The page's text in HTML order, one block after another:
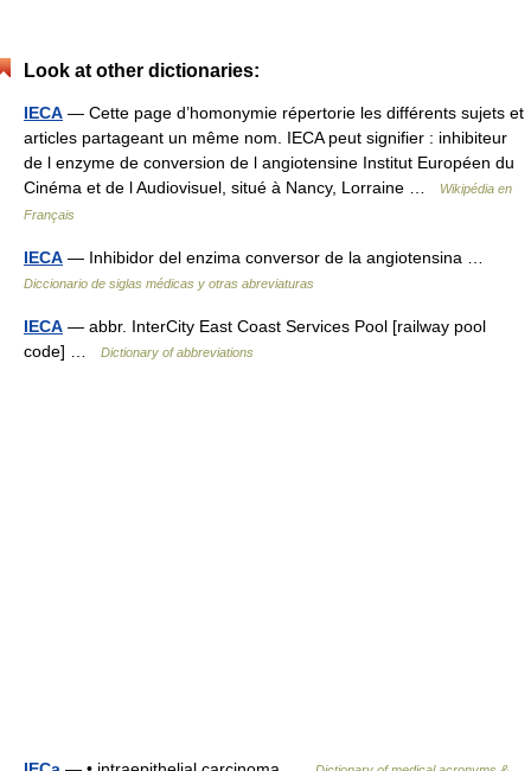
Look at other dictionaries:
IECA — Cette page d’homonymie répertorie les différents sujets et
articles partageant un même nom. IECA peut signifier : inhibiteur
de l enzyme de conversion de l angiotensine Institut Européen du
Cinéma et de l Audiovisuel, situé à Nancy, Lorraine …
Wikipédia en
Français
IECA — Inhibidor del enzima conversor de la angiotensina …
Diccionario de siglas médicas y otras abreviaturas
IECA — abbr. InterCity East Coast Services Pool [railway pool
code] …
Dictionary of abbreviations